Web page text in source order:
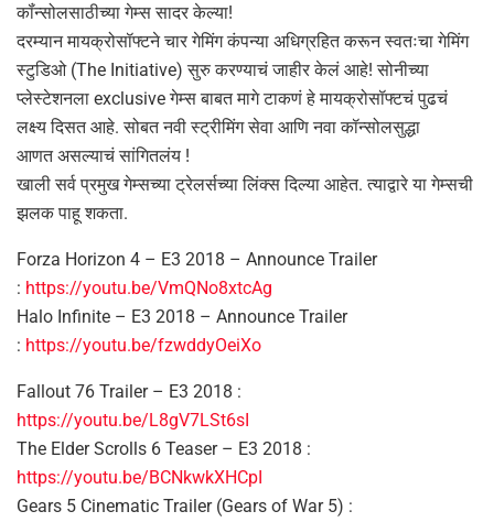
कॉंन्सोलसाठीच्या गेम्स सादर केल्या!
दरम्यान मायक्रोसॉफ्टने चार गेमिंग कंपन्या अधिग्रहित करून स्वतःचा गेमिंग
स्टुडिओ (The Initiative) सुरु करण्याचं जाहीर केलं आहे! सोनीच्या
प्लेस्टेशनला exclusive गेम्स बाबत मागे टाकणं हे मायक्रोसॉफ्टचं पुढचं
लक्ष्य दिसत आहे. सोबत नवी स्ट्रीमिंग सेवा आणि नवा कॉन्सोलसुद्धा
आणत असल्याचं सांगितलंय !
खाली सर्व प्रमुख गेम्सच्या ट्रेलर्सच्या लिंक्स दिल्या आहेत. त्याद्वारे या गेम्सची
झलक पाहू शकता.
Forza Horizon 4 – E3 2018 – Announce Trailer
: https://youtu.be/VmQNo8xtcAg
Halo Infinite – E3 2018 – Announce Trailer
: https://youtu.be/fzwddyOeiXo
Fallout 76 Trailer – E3 2018 :
https://youtu.be/L8gV7LSt6sI
The Elder Scrolls 6 Teaser – E3 2018 :
https://youtu.be/BCNkwkXHCpI
Gears 5 Cinematic Trailer (Gears of War 5) :